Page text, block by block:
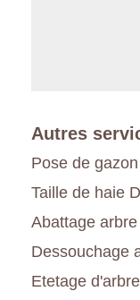
Autres
Pose de
Taille de haie
Abattage
Dessouchage
Etetage